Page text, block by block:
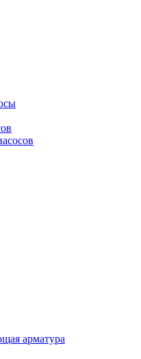
арматура